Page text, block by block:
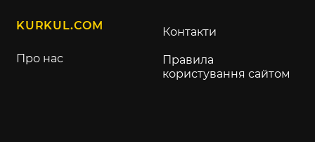
KURKUL.COM
Про нас
Контакти
Правила
користування сайтом